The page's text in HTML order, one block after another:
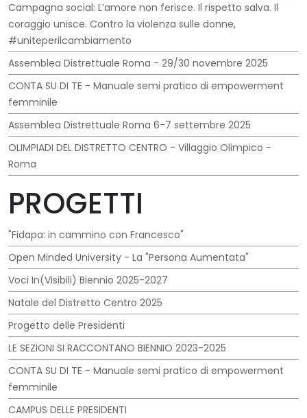
Campagna social: L’amore non ferisce. Il rispetto salva. Il
coraggio unisce. Contro la violenza sulle donne,
#uniteperilcambiamento
Assemblea Distrettuale Roma - 29/30 novembre 2025
CONTA SU DI TE - Manuale semi pratico di empowerment
femminile
Assemblea Distrettuale Roma 6-7 settembre 2025
OLIMPIADI DEL DISTRETTO CENTRO - Villaggio Olimpico -
Roma
PROGETTI
"Fidapa: in cammino con Francesco"
Open Minded University - La "Persona Aumentata"
Voci In(Visibili) Biennio 2025-2027
Natale del Distretto Centro 2025
Progetto delle Presidenti
LE SEZIONI SI RACCONTANO BIENNIO 2023-2025
CONTA SU DI TE - Manuale semi pratico di empowerment
femminile
CAMPUS DELLE PRESIDENTI